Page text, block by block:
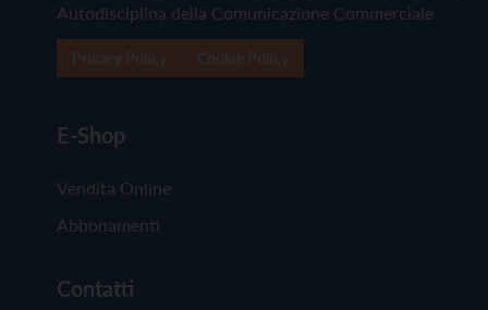
Autodisciplina della Comunicazione Commerciale
E-Shop
Vendita Online
Abbonamenti
Contatti